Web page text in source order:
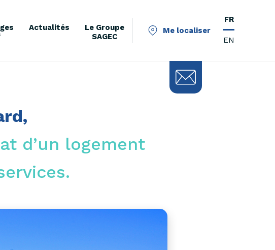
Actualités
Le Groupe
SAGEC
Me localiser
FR
EN
d’un logement